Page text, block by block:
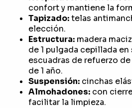
confort y mantiene la
Tapizado:telas
elección.
Estructura:madera
de 1 pulgada cepillada en
escuadras de refuerzo
de 1 año.
Suspensión:cinchas
Almohadones:con
facilitar la limpieza.